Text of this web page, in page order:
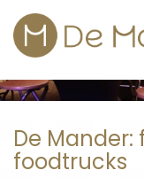
De
foodtrucks